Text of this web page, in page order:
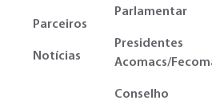
Parceiros
Notícias
Parlamentar
Presidentes
Acomacs/
Conselho